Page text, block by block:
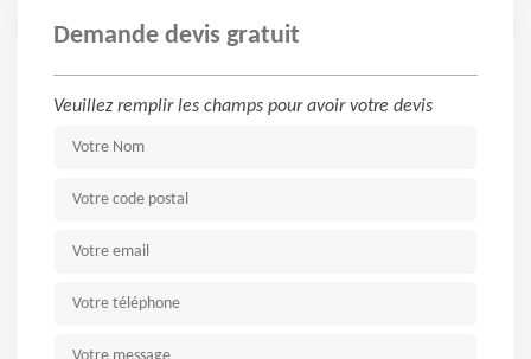
Demande devis gratuit
Veuillez remplir les champs pour avoir votre devis